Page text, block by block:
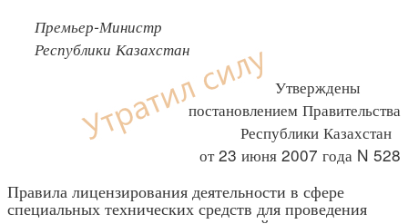
Премьер-Министр
Республики Казахстан
Утверждены
постановлением Правительства
Республики Казахстан
от 23 июня 2007 года N 528
Правила лицензирования деятельности в сфере
специальных технических средств для проведения